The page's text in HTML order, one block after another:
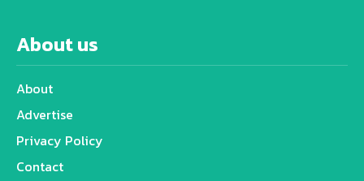
About us
About
Advertise
Privacy Policy
Contact